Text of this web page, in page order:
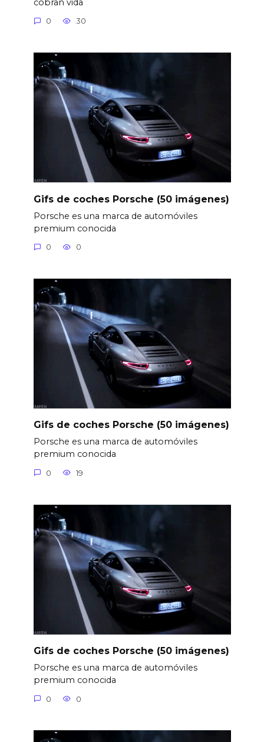
cobran vida
0 30
Gifs de coches Porsche (50 imágenes)
Porsche es una marca de automóviles
premium conocida
0 0
Gifs de coches Porsche (50 imágenes)
Porsche es una marca de automóviles
premium conocida
0 19
Gifs de coches Porsche (50 imágenes)
Porsche es una marca de automóviles
premium conocida
0 0